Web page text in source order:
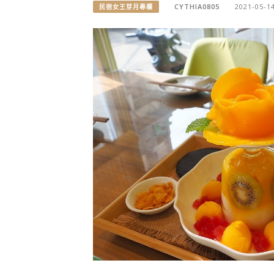
民宿女王芽月專欄 CYTHIA0805 2021-05-